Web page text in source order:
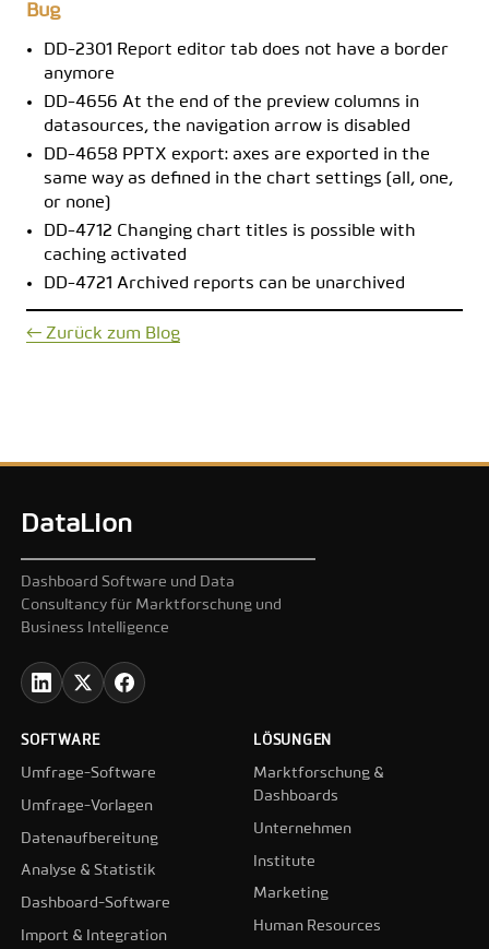
Bug
DD-2301 Report editor tab does not have a border
anymore
DD-4656 At the end of the preview columns in
datasources, the navigation arrow is disabled
DD-4658 PPTX export: axes are exported in the
same way as defined in the chart settings (all, one,
or none)
DD-4712 Changing chart titles is possible with
caching activated
DD-4721 Archived reports can be unarchived
← Zurück zum Blog
DataLion
Dashboard Software und Data
Consultancy für Marktforschung und
Business Intelligence
SOFTWARE
Umfrage-Software
Umfrage-Vorlagen
Datenaufbereitung
Analyse & Statistik
Dashboard-Software
Import & Integration
LÖSUNGEN
Marktforschung &
Dashboards
Unternehmen
Institute
Marketing
Human Resources